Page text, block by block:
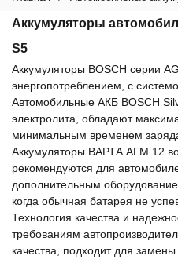
Аккумуляторы
S5
Аккумуляторы BOSCH серии
энергопотреблением, с
Автомобильные АКБ BOSCH
электролита, обладают
минимальным временем
Аккумуляторы ВАРТА АГМ 12
рекомендуются для
дополнительным
когда обычная батарея не
Технология качества и
требованиям
качества, подходит для